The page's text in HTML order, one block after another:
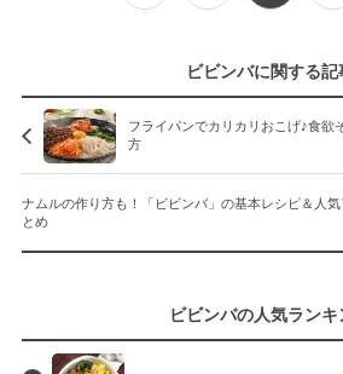
ビビンバに関する記
フライパンでカリカリおこげ♪食欲
方
ナムルの作り方も！「ビビンバ」の基本レシピ＆人気
とめ
ビビンバの人気ラン